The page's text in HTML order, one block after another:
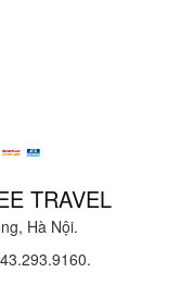
TRAVEL
Hà Nội.